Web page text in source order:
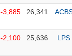
-3,885 26,341
-2,100 25,636 LPS